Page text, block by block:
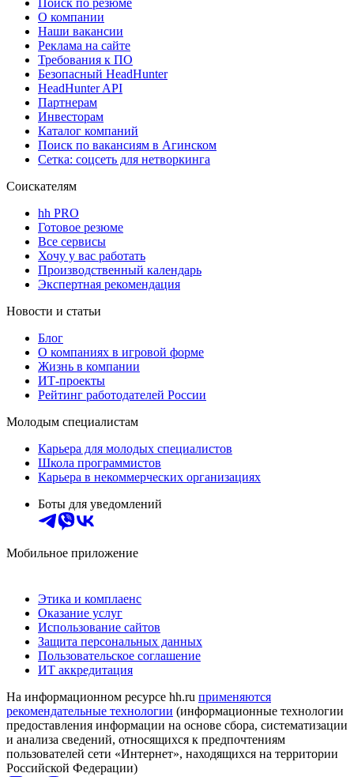
О компании
Наши вакансии
Реклама на сайте
Требования к ПО
Безопасный HeadHunter
HeadHunter API
Партнерам
Инвесторам
Каталог компаний
Поиск по вакансиям в Агинском
Сетка: соцсеть для нетворкинга
Соискателям
hh PRO
Готовое резюме
Все сервисы
Хочу у вас работать
Производственный календарь
Экспертная рекомендация
Новости и статьи
Блог
О компаниях в игровой форме
Жизнь в компании
ИТ-проекты
Рейтинг работодателей России
Молодым специалистам
Карьера для молодых специалистов
Школа программистов
Карьера в некоммерческих организациях
Боты для уведомлений
Мобильное приложение
Этика и комплаенс
Оказание услуг
Использование сайтов
Защита персональных данных
Пользовательское соглашение
ИТ аккредитация
На информационном ресурсе hh.ru применяются
рекомендательные технологии (информационные технологии
предоставления информации на основе сбора, систематизации
и анализа сведений, относящихся к предпочтениям
пользователей сети «Интернет», находящихся на территории
Российской Федерации)